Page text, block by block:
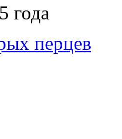
года
перцев